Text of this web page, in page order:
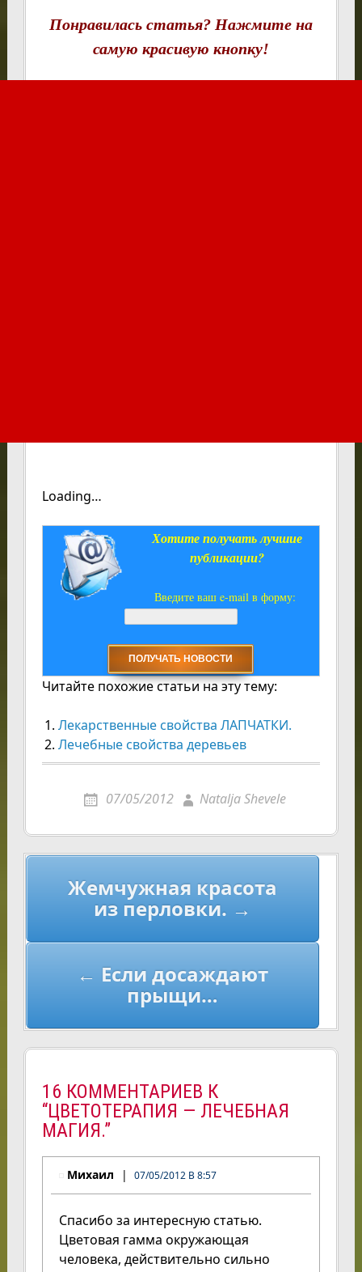
Понравилась статья? Нажмите на
самую красивую кнопку!
Loading…
Хотите получать лучшие
публикации?
Введите ваш e-mail в форму:
Читайте похожие статьи на эту тему:
Лекарственные свойства ЛАПЧАТКИ.
Лечебные свойства деревьев
07/05/2012 Natalja Shevele
Навигация
Жемчужная красота
из перловки. →
← Если досаждают
прыщи…
16 КОММЕНТАРИЕВ К
“ЦВЕТОТЕРАПИЯ — ЛЕЧЕБНАЯ
МАГИЯ.”
Михаил 07/05/2012 В 8:57
Спасибо за интересную статью.
Цветовая гамма окружающая
человека, действительно сильно